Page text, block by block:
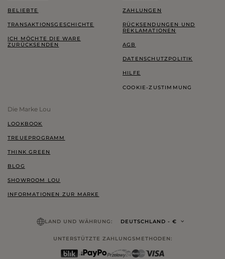
BELIEBTE
TRANSAKTIONSGESCHICHTE
ICH MÖCHTE DIE WARE
ZURÜCKSENDEN
ZAHLUNGEN
RÜCKSENDUNGEN UND
REKLAMATIONEN
AGB
DATENSCHUTZPOLITIK
HILFE
COOKIE-ZUSTIMMUNG
Die Marke Lou
LOOKBOOK
TREUEPROGRAMM
THINK GREEN
BLOG
SHOWROOM LOU
INFORMATIONEN ZUR MARKE
LAND UND WÄHRUNG: DEUTSCHLAND - €
UNTERSTÜTZTE ZAHLUNGSMETHODEN: